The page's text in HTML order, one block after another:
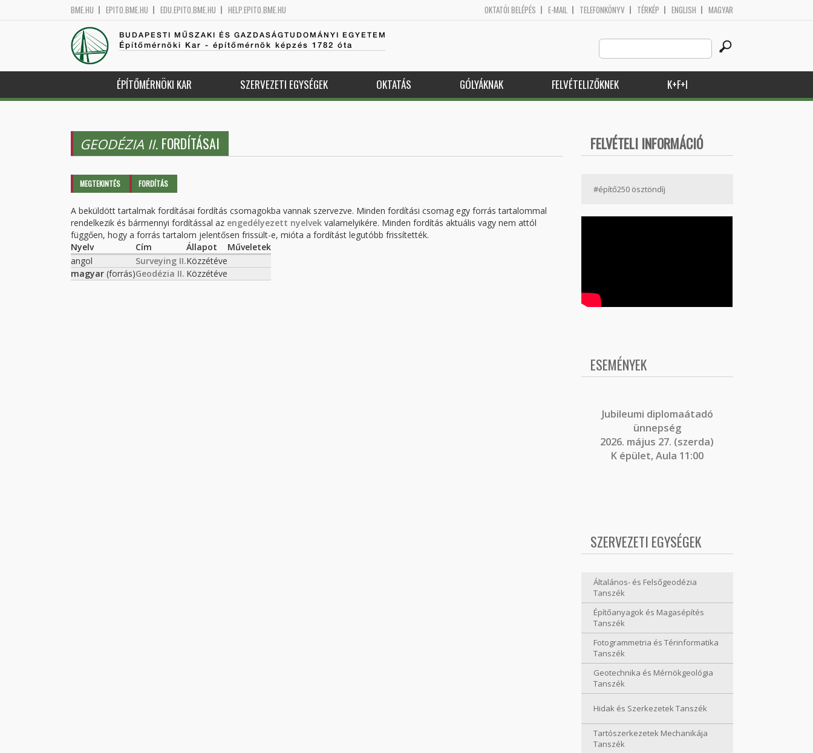
BME.HU EPITO.BME.HU EDU.EPITO.BME.HU HELP.EPITO.BME.HU OKTATÓI BELÉPÉS E-MAIL TELEFONKÖNYV TÉRKÉP ENGLISH MAGYAR
BUDAPESTI MŰSZAKI ÉS GAZDASÁGTUDOMÁNYI EGYETEM
Építőmérnöki Kar - építőmérnök képzés 1782 óta
Search
this
site
ÉPÍTŐMÉRNÖKI KAR SZERVEZETI EGYSÉGEK OKTATÁS GÓLYÁKNAK FELVÉTELIZŐKNEK K+F+I
GEODÉZIA II. FORDÍTÁSAI
Elsődleges fülek
MEGTEKINTÉS FORDÍTÁS
A beküldött tartalmak fordításai fordítás csomagokba vannak szervezve. Minden fordítási csomag egy forrás tartalommal
rendelkezik és bármennyi fordítással az engedélyezett nyelvek valamelyikére. Minden fordítás aktuális vagy nem attól
függően, hogy a forrás tartalom jelentősen frissült-e, mióta a fordítást legutóbb frissítették.
Nyelv
Cím Állapot
Műveletek
angol
Surveying II.Közzétéve
magyar (forrás)Geodézia II. Közzétéve
FELVÉTELI INFORMÁCIÓ
#építő250 ösztöndíj
ESEMÉNYEK
Jubileumi diplomaátadó
ünnepség
2026. május 27. (szerda)
K épület, Aula 11:00
SZERVEZETI EGYSÉGEK
Általános- és Felsőgeodézia
Tanszék
Építőanyagok és Magasépítés
Tanszék
Fotogrammetria és Térinformatika
Tanszék
Geotechnika és Mérnökgeológia
Tanszék
Hidak és Szerkezetek Tanszék
Tartószerkezetek Mechanikája
Tanszék